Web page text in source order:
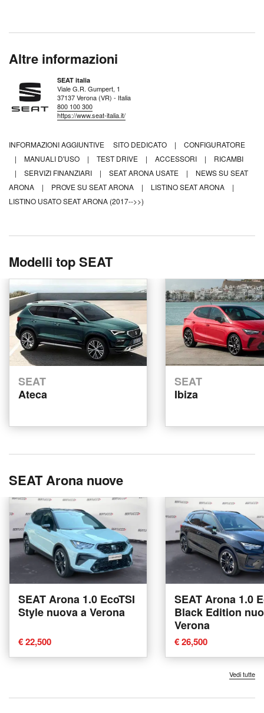
Altre informazioni
SEAT italia
Viale G.R. Gumpert, 1
37137 Verona (VR) - Italia
800 100 300
https://www.seat-italia.it/
INFORMAZIONI AGGIUNTIVE SITO DEDICATO |
CONFIGURATORE
|
MANUALI D'USO | TEST DRIVE | ACCESSORI |
RICAMBI
|
SERVIZI FINANZIARI | SEAT ARONA USATE |
NEWS SU SEAT
ARONA
| PROVE SU SEAT ARONA | LISTINO SEAT ARONA
|
LISTINO USATO SEAT ARONA (2017-->>)
Modelli top SEAT
SEAT
Ateca
SEAT
Ibiza
SEAT Arona nuove
SEAT Arona 1.0 EcoTSI
Style nuova a Verona
€ 22,500
SEAT Arona 1.0
Black Edition
Verona
€ 26,500
Vedi tutte